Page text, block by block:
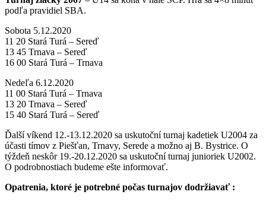
podľa pravidiel SBA.
Sobota 5.12.2020
11 20 Stará Turá – Sereď
13 45 Trnava – Sereď
16 00 Stará Turá – Trnava
Nedeľa 6.12.2020
11 00 Stará Turá – Trnava
13 20 Trnava – Sereď
15 40 Stará Turá – Sereď
Ďalší víkend 12.-13.12.2020 sa uskutoční turnaj kadetiek U2004 za
účasti tímov z Piešťan, Trnavy, Serede a možno aj B. Bystrice. O
týždeň neskôr 19.-20.12.2020 sa uskutoční turnaj junioriek U2002.
O podrobnostiach budeme ešte informovať.
Opatrenia, ktoré je potrebné počas turnajov dodržiavať :